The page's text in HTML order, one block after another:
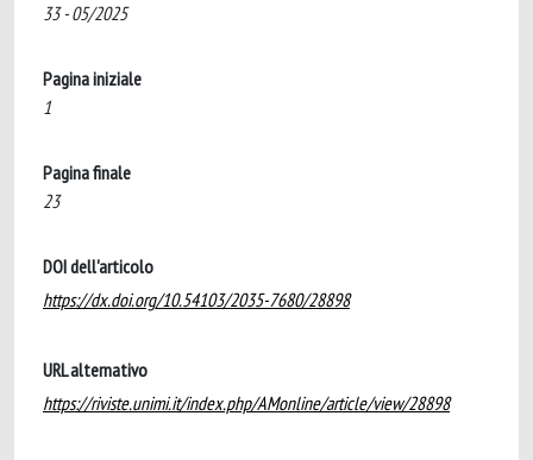
33 - 05/2025
Pagina iniziale
1
Pagina finale
23
DOI dell'articolo
https://dx.doi.org/10.54103/2035-7680/28898
URL alternativo
https://riviste.unimi.it/index.php/AMonline/article/view/28898